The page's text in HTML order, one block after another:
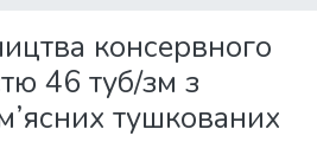
консервного
46 туб/зм з
тушкованих